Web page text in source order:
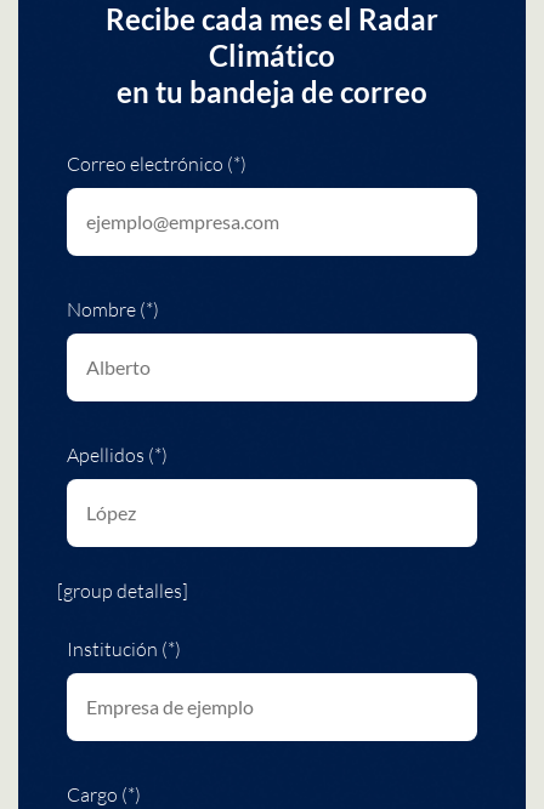
Recibe cada mes el Radar
Climático
en tu bandeja de correo
Correo electrónico (*)
Nombre (*)
Apellidos (*)
[group detalles]
Institución (*)
Cargo (*)